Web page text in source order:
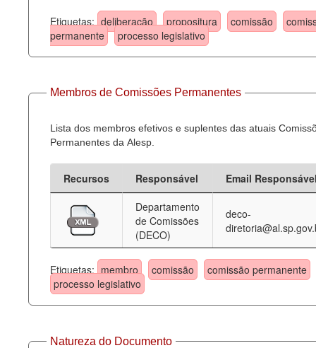
Etiquetas: deliberação propositura comissão
permanente
processo legislativo
Membros de Comissões Permanentes
Lista dos membros efetivos e suplentes das atuais
Permanentes da Alesp.
Recursos Responsável
Email
Departamento
de Comissões
(DECO)
deco-
Etiquetas: membro comissão
comissão permanente
processo legislativo
Natureza do Documento